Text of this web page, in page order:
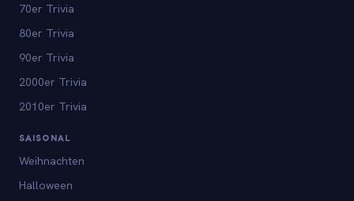
70er Trivia
80er Trivia
90er Trivia
2000er Trivia
2010er Trivia
SAISONAL
Weihnachten
Halloween